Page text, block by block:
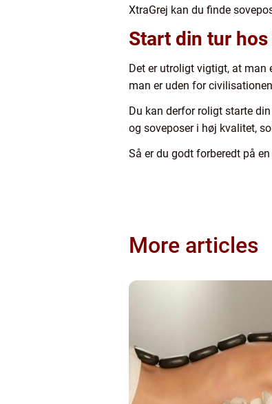
XtraGrej kan du finde
Start din tur hos
Det er utroligt vigtigt, at man
man er uden for
Du kan derfor roligt starte
og soveposer i høj kvalitet,
Så er du godt forberedt på
More articles